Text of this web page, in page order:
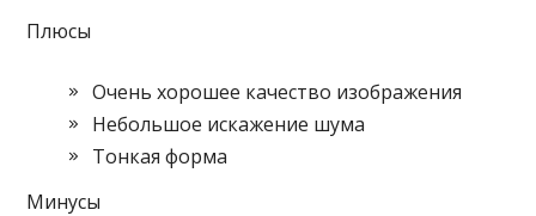
Плюсы
Очень хорошее качество изображения
Небольшое искажение шума
Тонкая форма
Минусы